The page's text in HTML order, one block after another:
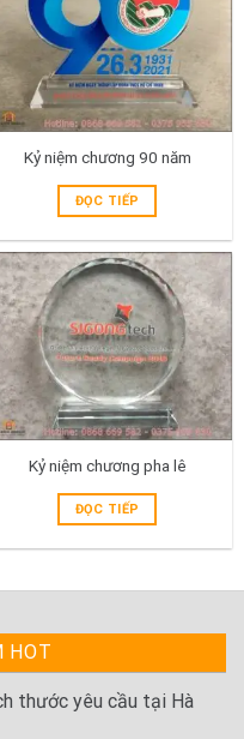
Kỷ niệm chương 90 năm
ĐỌC TIẾP
Kỷ niệm chương pha lê
ĐỌC TIẾP
HOT
thước yêu cầu tại Hà